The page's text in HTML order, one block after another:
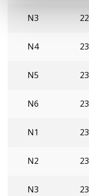
N3 22
N4 23
N5 23
N6 23
N1 23
N2 23
N3 23